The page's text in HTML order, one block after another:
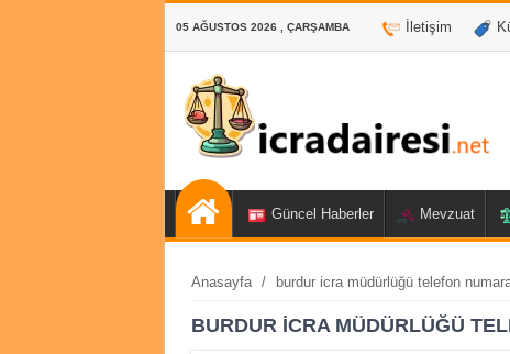
05 AĞUSTOS 2026 , ÇARŞAMBA İletişim
Güncel Haberler Mevzuat
Anasayfa / burdur icra müdürlüğü telefon
BURDUR ICRA MÜDÜRLÜĞÜ